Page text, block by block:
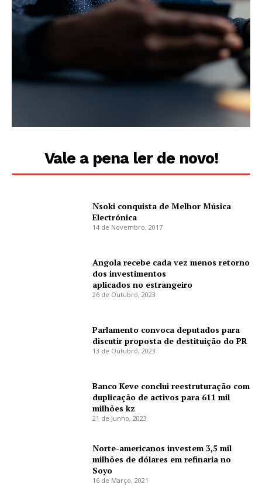
Vale a pena ler de novo!
Nsoki conquista de Melhor Música
Electrónica
14 de Novembro, 2017
Angola recebe cada vez menos retorno
dos investimentos
aplicados no estrangeiro
26 de Outubro, 2023
Parlamento convoca deputados para
discutir proposta de destituição do PR
13 de Outubro, 2023
Banco Keve conclui reestruturação com
duplicação de activos para 611 mil
milhões kz
21 de Junho, 2023
Norte-americanos investem 3,5 mil
milhões de dólares em refinaria no
Soyo
16 de Março, 2021